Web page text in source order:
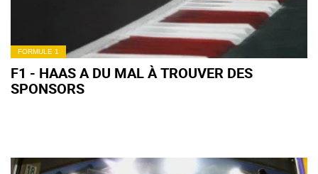
FORMULE 1
F1 - HAAS A DU MAL À TROUVER DES
SPONSORS